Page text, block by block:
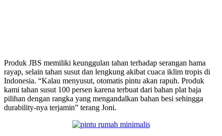
Produk JBS memiliki keunggulan tahan terhadap serangan hama
rayap, selain tahan susut dan lengkung akibat cuaca iklim tropis di
Indonesia. “Kalau menyusut, otomatis pintu akan rapuh. Produk
kami tahan susut 100 persen karena terbuat dari bahan plat baja
pilihan dengan rangka yang mengandalkan bahan besi sehingga
durability-nya terjamin” terang Joni.